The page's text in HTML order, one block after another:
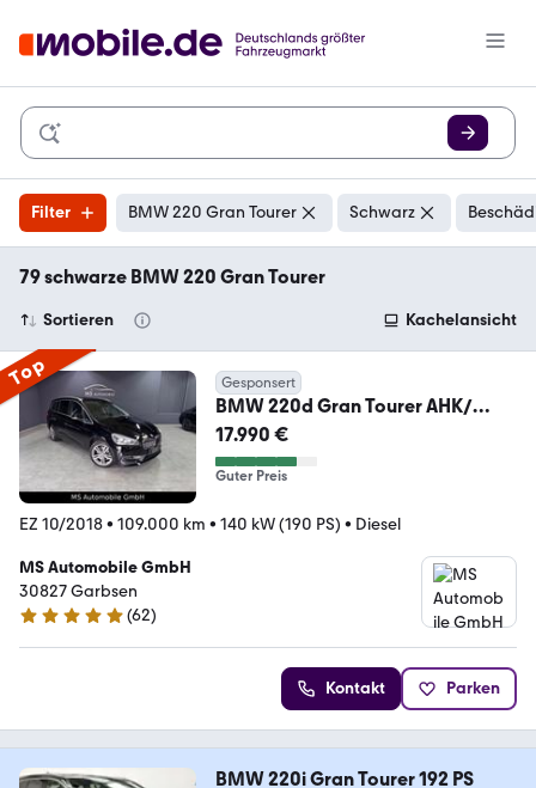
Filter BMW 220 Gran Tourer Schwarz
79 schwarze BMW 220 Gran Tourer
Sortieren Kachelansicht
Top Gesponsert
BMW 220d Gran Tourer AHK/
Panoramadach
17.990 €
Guter Preis
EZ 10/2018• 109.000 km • 140 kW (190 PS) • Diesel
MS Automobile GmbH
30827 Garbsen
4.9 Sterne
(62)
Kontakt Parken
BMW 220i Gran Tourer 192 PS